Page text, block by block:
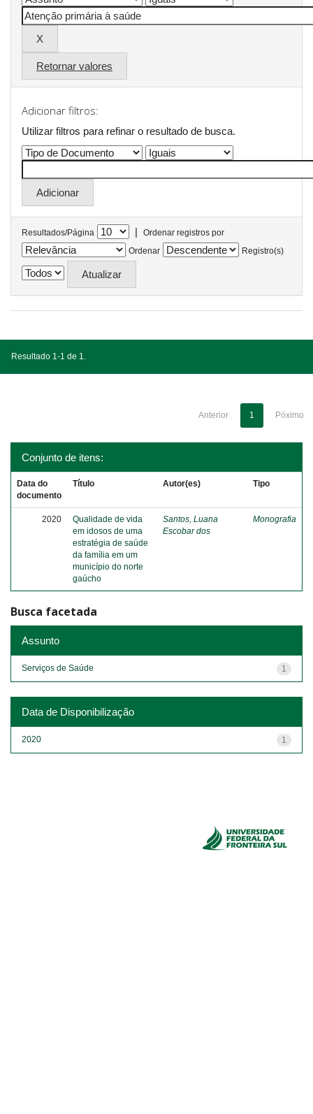
Retornar valores
Adicionar filtros:
Utilizar filtros para refinar o resultado de busca.
Resultados/Página |
Ordenar registros por
Ordenar
Registro(s)
Resultado 1-1 de 1.
Anterior 1 Póximo
Conjunto de itens:
Data do
documento
Título Autor(es) Tipo
2020
Qualidade de vida
em idosos de uma
estratégia de saúde
da família em um
município do norte
gaúcho
Santos, Luana
Escobar dos
Monografia
Busca facetada
Assunto
1
Serviços de Saúde
Data de Disponibilização
1
2020